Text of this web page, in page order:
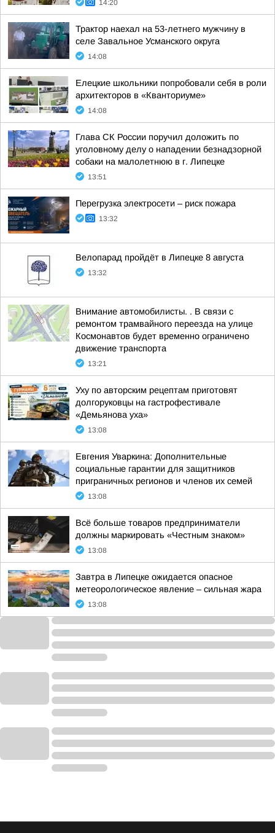
14:20
Трактор наехал на 53-летнего мужчину в
селе Завальное Усманского округа
14:08
Елецкие школьники попробовали себя в роли
архитекторов в «Кванториуме»
14:08
Глава СК России поручил доложить по
уголовному делу о нападении безнадзорной
собаки на малолетнюю в г. Липецке
13:51
Перегрузка электросети – риск пожара
13:32
Велопарад пройдёт в Липецке 8 августа
13:32
Внимание автомобилисты. . В связи с
ремонтом трамвайного переезда на улице
Космонавтов будет временно ограничено
движение транспорта
13:21
Уху по авторским рецептам приготовят
долгоруковцы на гастрофестивале
«Демьянова уха»
13:08
Евгения Уваркина: Дополнительные
социальные гарантии для защитников
приграничных регионов и членов их семей
13:08
Всё больше товаров предприниматели
должны маркировать «Честным знаком»
13:08
Завтра в Липецке ожидается опасное
метеорологическое явление – сильная жара
13:08